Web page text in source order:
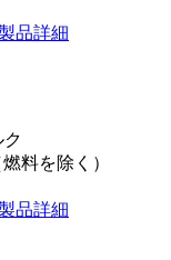
品詳細
料を除く）
品詳細